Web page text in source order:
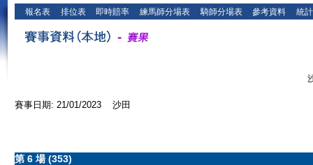
報名表 排位表 即時賠率 練馬師分場表 騎師分場表 參考資料 統
賽事日期: 21/01/2023 沙田
第 6 場 (353)